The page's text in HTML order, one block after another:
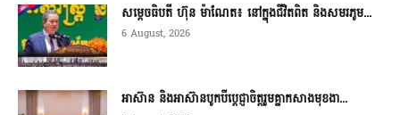
សម្តេចធិបតី ហ៊ុន ម៉ាណែត៖ នៅក្នុងជីវិតពិត និងសមរភូម...
6 August, 2026
អាស៊ាន និងអាស៊ានបូកបីប្តេជ្ញាចិត្តរួមគ្នាកសាងមុខងា...